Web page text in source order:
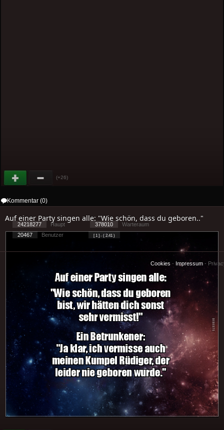
(+26)
Kommentar (0)
Auf einer Party singen alle: "Wie schön, dass du geboren.."
24218277 Haupt 378010
Warteraum
20467
Benutzer [ 1 ] - ( 2.41 )
Cookies - Impressum -